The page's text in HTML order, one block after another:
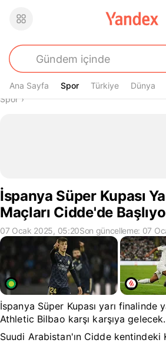
Ana Sayfa Spor
Spor Türkiye Dünya
Buradasın
Spor›
İspanya Süper Kupası
Maçları Cidde'de
07 Ocak 2025, 05:20Son güncelleme: 07
İspanya Süper Kupası yarı finalinde
Athletic Bilbao karşı karşıya gelecek.
Suudi Arabistan'ın Cidde kentindeki